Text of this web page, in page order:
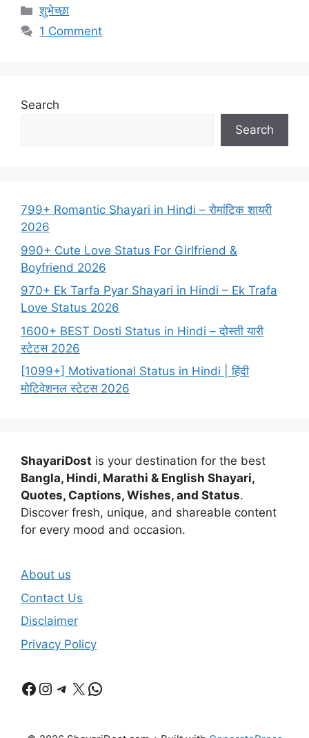
Categories
शुभेच्छा
1 Comment
Search
Search
799+ Romantic Shayari in Hindi – रोमांटिक शायरी
2026
990+ Cute Love Status For Girlfriend &
Boyfriend 2026
970+ Ek Tarfa Pyar Shayari in Hindi – Ek Trafa
Love Status 2026
1600+ BEST Dosti Status in Hindi – दोस्ती यारी
स्टेटस 2026
[1099+] Motivational Status in Hindi | हिंदी
मोटिवेशनल स्टेटस 2026
ShayariDost is your destination for the best
Bangla, Hindi, Marathi & English Shayari,
Quotes, Captions, Wishes, and Status.
Discover fresh, unique, and shareable content
for every mood and occasion.
About us
Contact Us
Disclaimer
Privacy Policy
Facebook
Instagram
Telegram
X WhatsApp